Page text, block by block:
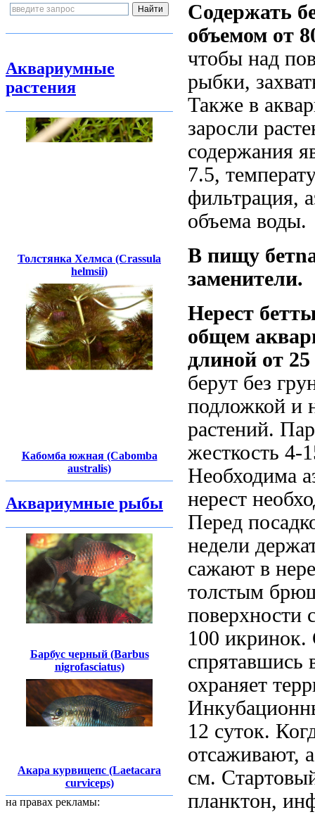
Аквариумные
растения
Толстянка Хелмса (Crassula
helmsii)
Кабомба южная (Cabomba
australis)
Аквариумные рыбы
Барбус черный (Barbus
nigrofasciatus)
Акара курвицепс (Laetacara
curviceps)
на правах рекламы:
Содержать
объемом от
чтобы над
рыбки,
Также в
заросли
содержания
7.5,
фильтрация,
объема воды.
В пищу бетn
заменители.
Нерест
общем
длиной от
берут без
подложкой и
растений.
жесткость 4-
Необходима
нерест
Перед
недели
сажают в
толстым
поверхности
100 икринок.
спрятавшись
охраняет
12 суток.
отсаживают,
см.
планктон,